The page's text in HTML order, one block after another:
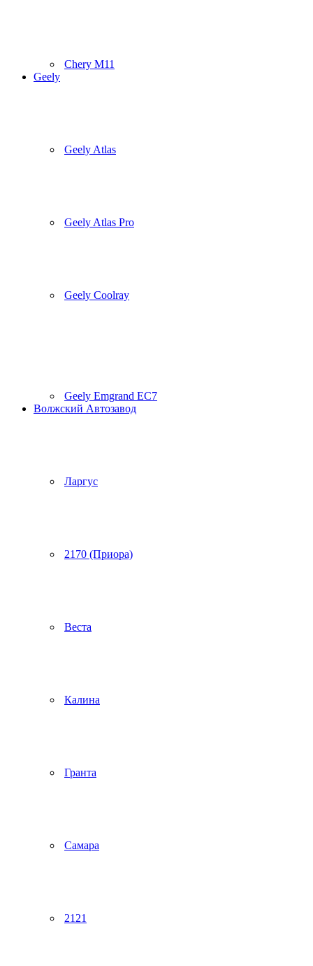
Chery M11
Geely
Geely Atlas
Geely Atlas Pro
Geely Coolray
Geely Emgrand EC7
Волжский Автозавод
Ларгус
2170 (Приора)
Веста
Калина
Гранта
Самара
2121